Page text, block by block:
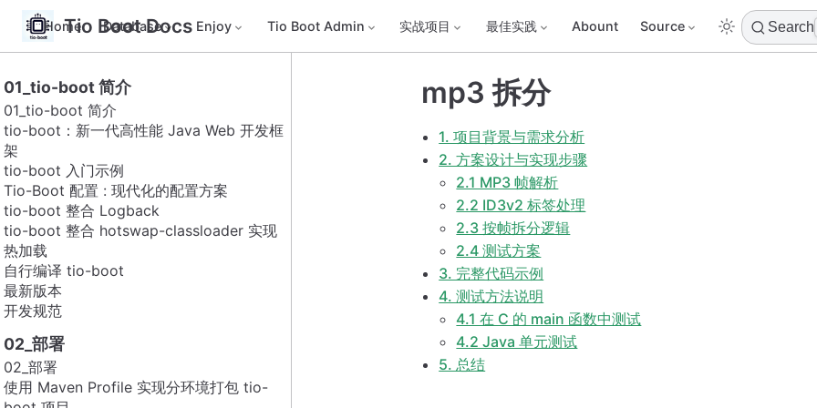
Tio Boot Docs
Home Database Enjoy Tio Boot Admin 实战项目 最佳实践 Abount Source Search
01_tio-boot 简介
01_tio-boot 简介
tio-boot：新一代高性能 Java Web 开发框
架
tio-boot 入门示例
Tio-Boot 配置 : 现代化的配置方案
tio-boot 整合 Logback
tio-boot 整合 hotswap-classloader 实现
热加载
自行编译 tio-boot
最新版本
开发规范
02_部署
02_部署
使用 Maven Profile 实现分环境打包 tio-
mp3 拆分
1. 项目背景与需求分析
2. 方案设计与实现步骤
2.1 MP3 帧解析
2.2 ID3v2 标签处理
2.3 按帧拆分逻辑
2.4 测试方案
3. 完整代码示例
4. 测试方法说明
4.1 在 C 的 main 函数中测试
4.2 Java 单元测试
5. 总结